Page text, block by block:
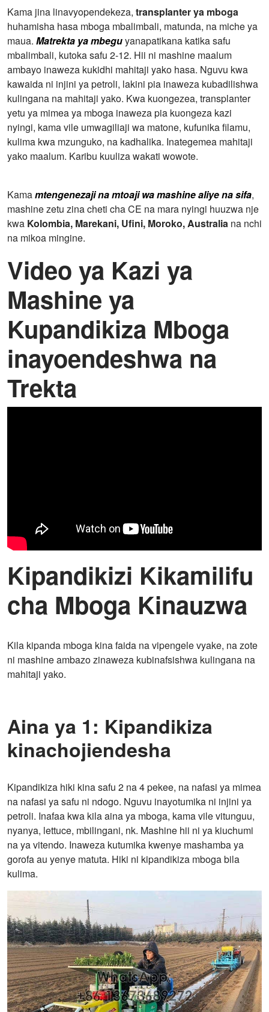
Safu
4
Nguvu
4.05kW
Kama jina linavyopendekeza, transplanter ya mboga
huhamisha hasa mboga mbalimbali, matunda, na miche ya
maua. Matrekta ya mbeguyanapatikana katika safu
mbalimbali, kutoka safu 2-12. Hii ni mashine maalum
ambayo inaweza kukidhi mahitaji yako hasa. Nguvu kwa
kawaida ni injini ya petroli, lakini pia inaweza kubadilishwa
kulingana na mahitaji yako. Kwa kuongezea, transplanter
yetu ya mimea ya mboga inaweza pia kuongeza kazi
nyingi, kama vile umwagiliaji wa matone, kufunika filamu,
kulima kwa mzunguko, na kadhalika. Inategemea mahitaji
yako maalum. Karibu kuuliza wakati wowote.
Kamamtengenezaji na mtoaji wa mashine aliye na sifa,
mashine zetu zina cheti cha CE na mara nyingi huuzwa nje
kwa Kolombia, Marekani, Ufini, Moroko, Australia na nchi
na mikoa mingine.
Video ya Kazi ya
Mashine ya
Kupandikiza Mboga
inayoendeshwa na
Trekta
Kipandikizi Kikamilifu
cha Mboga Kinauzwa
Kila kipanda mboga kina faida na vipengele vyake, na zote
ni mashine ambazo zinaweza kubinafsishwa kulingana na
mahitaji yako.
Aina ya 1: Kipandikiza
kinachojiendesha
Kipandikiza hiki kina safu 2 na 4 pekee, na nafasi ya mimea
na nafasi ya safu ni ndogo. Nguvu inayotumika ni injini ya
petroli. Inafaa kwa kila aina ya mboga, kama vile vitunguu,
nyanya, lettuce, mbilingani, nk. Mashine hii ni ya kiuchumi
na ya vitendo. Inaweza kutumika kwenye mashamba ya
gorofa au yenye matuta. Hiki ni kipandikiza mboga bila
kulima.